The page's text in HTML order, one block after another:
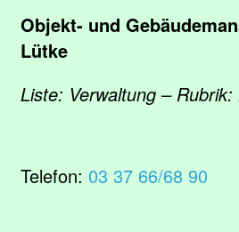
Objekt- und
Lütke
Liste: Verwaltung –
Telefon: 03 37 66/68 90